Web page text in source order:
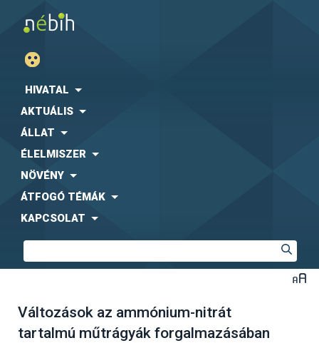
HIVATAL
AKTUÁLIS
ÁLLAT
ÉLELMISZER
NÖVÉNY
ÁTFOGÓ TÉMÁK
KAPCSOLAT
Változások az ammónium-nitrát
tartalmú műtrágyák forgalmazásában